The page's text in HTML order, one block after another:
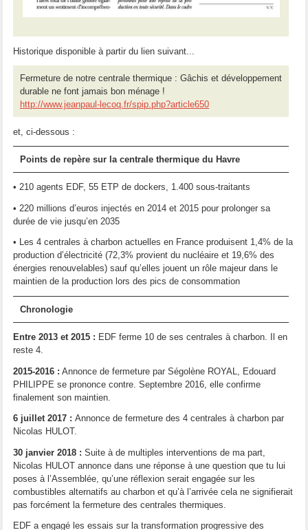
Historique disponible à partir du lien suivant...
Fermeture de notre centrale thermique : Gâchis et développement
durable ne font jamais bon ménage !
http://www.jeanpaul-lecoq.fr/spip.php?article650
et, ci-dessous :
Points de repère sur la centrale thermique du Havre
• 210 agents EDF, 55 ETP de dockers, 1.400 sous-traitants
• 220 millions d’euros injectés en 2014 et 2015 pour prolonger sa
durée de vie jusqu’en 2035
• Les 4 centrales à charbon actuelles en France produisent 1,4% de la
production d’électricité (72,3% provient du nucléaire et 19,6% des
énergies renouvelables) sauf qu’elles jouent un rôle majeur dans le
maintien de la production lors des pics de consommation
Chronologie
Entre 2013 et 2015 : EDF ferme 10 de ses centrales à charbon. Il en
reste 4.
2015-2016 : Annonce de fermeture par Ségolène ROYAL, Edouard
PHILIPPE se prononce contre. Septembre 2016, elle confirme
finalement son maintien.
6 juillet 2017 :Annonce de fermeture des 4 centrales à charbon par
Nicolas HULOT.
30 janvier 2018 :Suite à de multiples interventions de ma part,
Nicolas HULOT annonce dans une réponse à une question que tu lui
poses à l’Assemblée, qu’une réflexion serait engagée sur les
combustibles alternatifs au charbon et qu’à l’arrivée cela ne signifierait
pas forcément la fermeture des centrales thermiques.
EDF a engagé les essais sur la transformation progressive des